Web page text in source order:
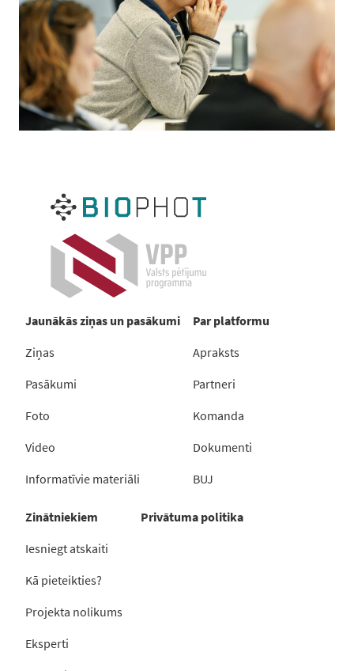
Jaunākās ziņas un pasākumi
Ziņas
Pasākumi
Foto
Video
Informatīvie materiāli
Par platformu
Apraksts
Partneri
Komanda
Dokumenti
BUJ
Zinātniekiem
Iesniegt atskaiti
Kā pieteikties?
Projekta nolikums
Eksperti
Privātuma politika